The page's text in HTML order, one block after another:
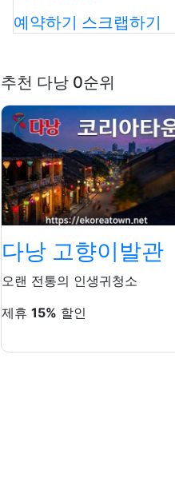
예약하기 스크랩하기
추천 다낭 0순위
Read more
다낭 고향이발관
오랜 전통의 인생귀청소
제휴 15% 할인